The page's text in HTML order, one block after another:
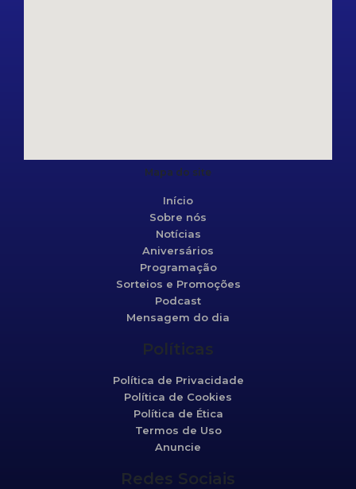
Mapa do site
Início
Sobre nós
Notícias
Aniversários
Programação
Sorteios e Promoções
Podcast
Mensagem do dia
Políticas
Política de Privacidade
Política de Cookies
Política de Ética
Termos de Uso
Anuncie
Redes Sociais